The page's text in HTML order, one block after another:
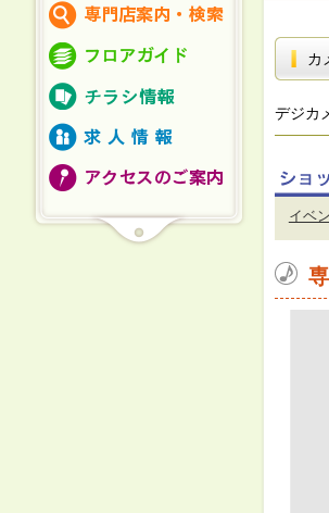
カ
デジカ
イベ